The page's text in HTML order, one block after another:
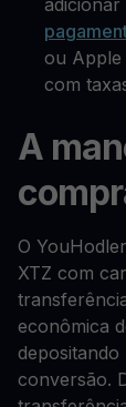
ou Apple
com
A
O
XTZ com
econômica
conversão.